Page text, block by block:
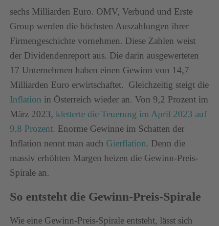
sechs Milliarden Euro. OMV, Verbund und Erste
Group werden die höchsten Auszahlungen ihrer
Firmengeschichte vornehmen. Diese Zahlen weist
der Dividendenreport aus. Die darin ausgewerteten
17 Unternehmen haben einen Gewinn von 14,7
Milliarden Euro erwirtschaftet. Gleichzeitig steigt die
Inflation in Österreich wieder an. Von 9,2 Prozent im
März 2023, kletterte die Teuerung im April 2023 auf
9,8 Prozent. Enorme Gewinne im Schatten der
Inflation nennt man auch Gierflation. Denn die
massiv erhöhten Margen heizen die Gewinn-Preis-
Spirale an.
So entsteht die Gewinn-Preis-Spirale
Wie eine Gewinn-Preis-Spirale entsteht, lässt sich